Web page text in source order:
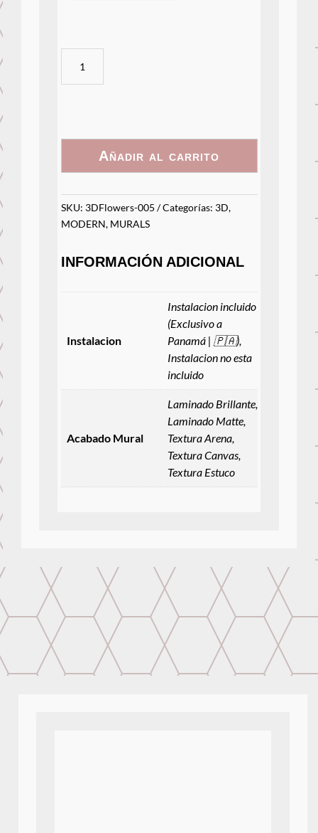
cantidad
Añadir al carrito
SKU: 3DFlowers-005 Categorías: 3D,
MODERN, MURALS
INFORMACIÓN ADICIONAL
Instalacion
Instalacion incluido
(Exclusivo a
Panamá | 🇵🇦),
Instalacion no esta
incluido
Acabado Mural
Laminado Brillante,
Laminado Matte,
Textura Arena,
Textura Canvas,
Textura Estuco